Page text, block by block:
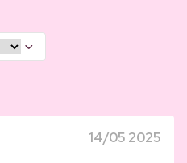
14/05 2025